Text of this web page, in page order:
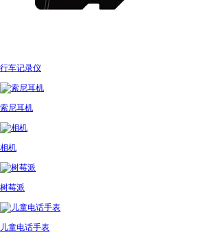
行车记录仪
索尼耳机
相机
树莓派
儿童电话手表